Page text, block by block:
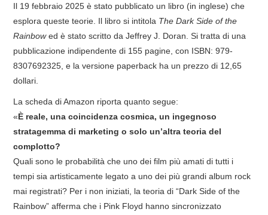
Il 19 febbraio 2025 è stato pubblicato un libro (in inglese) che
esplora queste teorie. Il libro si intitola The Dark Side of the
Rainbowed è stato scritto da Jeffrey J. Doran. Si tratta di una
pubblicazione indipendente di 155 pagine, con ISBN: 979-
8307692325, e la versione paperback ha un prezzo di 12,65
dollari.
La scheda di Amazon riporta quanto segue:
«È reale, una coincidenza cosmica, un ingegnoso
stratagemma di marketing o solo un’altra teoria del
complotto?
Quali sono le probabilità che uno dei film più amati di tutti i
tempi sia artisticamente legato a uno dei più grandi album rock
mai registrati? Per i non iniziati, la teoria di “Dark Side of the
Rainbow” afferma che i Pink Floyd hanno sincronizzato